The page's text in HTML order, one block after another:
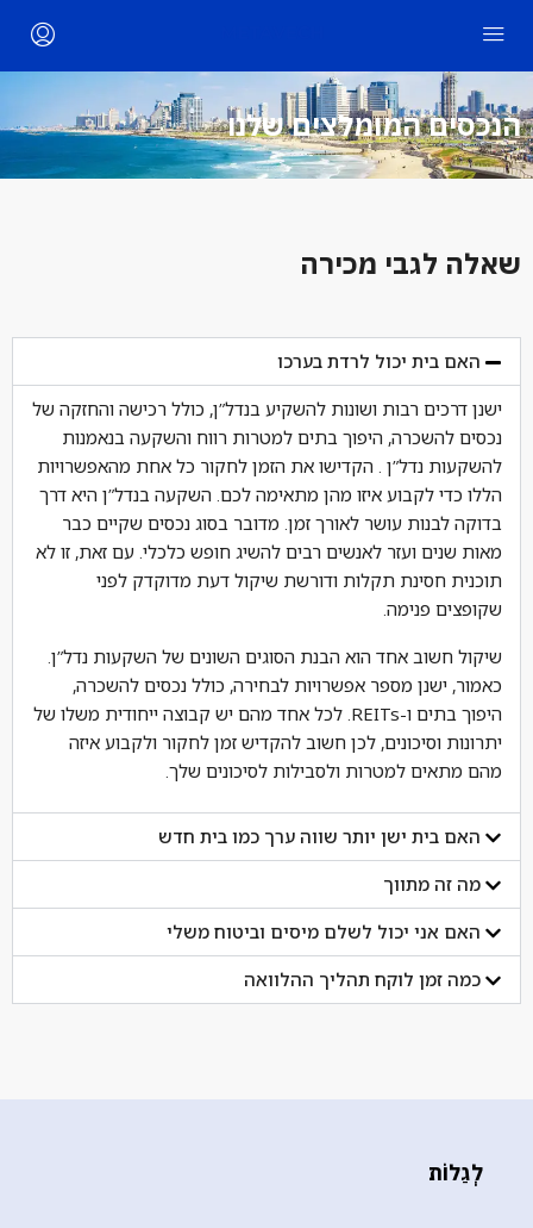
הנכסים המומלצים שלנו
שאלה לגבי מכירה
האם בית יכול לרדת בערכו
ישנן דרכים רבות ושונות להשקיע בנדל”ן, כולל רכישה והחזקה של
נכסים להשכרה, היפוך בתים למטרות רווח והשקעה בנאמנות
להשקעות נדל”ן . הקדישו את הזמן לחקור כל אחת מהאפשרויות
הללו כדי לקבוע איזו מהן מתאימה לכם. השקעה בנדל”ן היא דרך
בדוקה לבנות עושר לאורך זמן. מדובר בסוג נכסים שקיים כבר
מאות שנים ועזר לאנשים רבים להשיג חופש כלכלי. עם זאת, זו לא
תוכנית חסינת תקלות ודורשת שיקול דעת מדוקדק לפני
שקופצים פנימה.
שיקול חשוב אחד הוא הבנת הסוגים השונים של השקעות נדל”ן.
כאמור, ישנן מספר אפשרויות לבחירה, כולל נכסים להשכרה,
היפוך בתים ו-REITs. לכל אחד מהם יש קבוצה ייחודית משלו של
יתרונות וסיכונים, לכן חשוב להקדיש זמן לחקור ולקבוע איזה
מהם מתאים למטרות ולסבילות לסיכונים שלך.
האם בית ישן יותר שווה ערך כמו בית חדש
מה זה מתווך
האם אני יכול לשלם מיסים וביטוח משלי
כמה זמן לוקח תהליך ההלוואה
לְגַלוֹת